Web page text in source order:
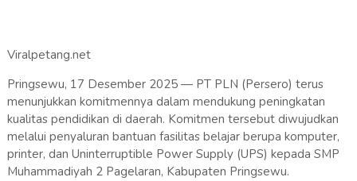
Viralpetang.net
Pringsewu, 17 Desember 2025 — PT PLN (Persero) terus
menunjukkan komitmennya dalam mendukung peningkatan
kualitas pendidikan di daerah. Komitmen tersebut diwujudkan
melalui penyaluran bantuan fasilitas belajar berupa komputer,
printer, dan Uninterruptible Power Supply (UPS) kepada SMP
Muhammadiyah 2 Pagelaran, Kabupaten Pringsewu.